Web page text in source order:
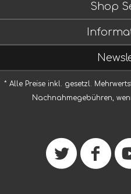
Shop
* Alle Preise inkl. gesetzl.
Nachnahmegebühren,